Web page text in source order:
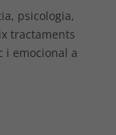
psicologia,
tractaments
i emocional a